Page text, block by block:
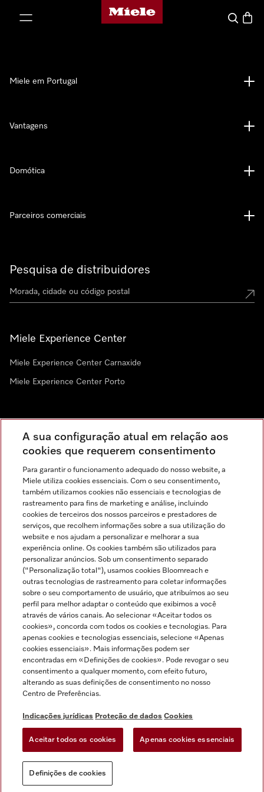
Página principal da Miele
Pesquisa
Pesquisa de distribuidores
Miele Experience Center
Miele Experience Center Carnaxide
Miele Experience Center Porto
Miele em Portugal
Vantagens
Domótica
Parceiros comerciais
Indicações jurídicas
Condições gerais
Proteção de dados
Condições de utilização
Canal de Ética
Formulário de livre resolução
Miele no Instagram
Miele no Facebook
Miele no Youtube
A sua configuração atual em relação aos
cookies que requerem consentimento
Para garantir o funcionamento adequado do nosso website, a
Miele utiliza cookies essenciais. Com o seu consentimento,
também utilizamos cookies não essenciais e tecnologias de
rastreamento para fins de marketing e análise, incluindo
cookies de terceiros dos nossos parceiros e prestadores de
serviços, que recolhem informações sobre a sua utilização do
website e nos ajudam a personalizar e melhorar a sua
experiência online. Os cookies também são utilizados para
personalizar anúncios. Sob um consentimento separado
("Personalização total"), usamos cookies Bloomreach e
outras tecnologias de rastreamento para coletar informações
sobre o seu comportamento de usuário, que atribuímos ao seu
perfil para melhor adaptar o conteúdo que exibimos a você
através de vários canais. Ao selecionar «Aceitar todos os
cookies», concorda com todos os cookies e tecnologias. Para
apenas cookies e tecnologias essenciais, selecione «Apenas
cookies essenciais». Mais informações podem ser
encontradas em «Definições de cookies». Pode revogar o seu
consentimento a qualquer momento, com efeito futuro,
alterando as suas definições de consentimento no nosso
Centro de Preferências.
Indicações jurídicas Proteção de dados Cookies
Aceitar todos os cookies Apenas cookies essenciais
Definições de cookies